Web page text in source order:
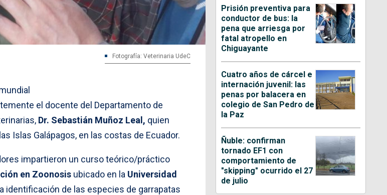
Fotografía: Veterinaria UdeC
el docente del Departamento de
Dr. Sebastián Muñoz Leal, quien
Islas Galápagos, en las costas de Ecuador.
impartieron un curso teórico/práctico
en Zoonosis ubicado en la Universidad
identificación de las especies de garrapatas
Prisión preventiva para
conductor de bus: la
pena que arriesga por
fatal atropello en
Chiguayante
Cuatro años de cárcel e
internación juvenil: las
penas por balacera en
colegio de San Pedro de
la Paz
Ñuble: confirman
tornado EF1 con
comportamiento de
"skipping" ocurrido el 27
de julio